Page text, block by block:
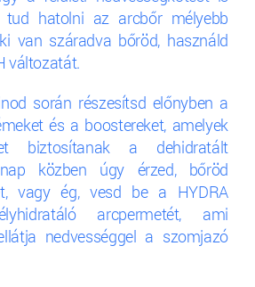
hatolni az arcbőr mélyebb
van száradva bőröd, használd
változatát.
során részesítsd előnyben a
és a boostereket, amelyek
biztosítanak a dehidratált
közben úgy érzed, bőröd
vagy ég, vesd be a HYDRA
arcpermetét, ami
nedvességgel a szomjazó